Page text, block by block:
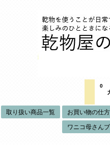
0
取り扱い商品一覧 お買い物の仕方
ワニコ母さん